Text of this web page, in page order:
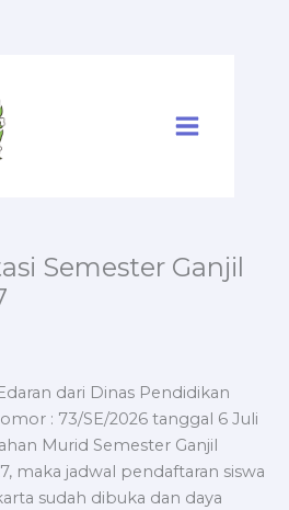
Semester Ganjil
dari Dinas Pendidikan
: 73/SE/2026 tanggal 6 Juli
Murid Semester Ganjil
maka jadwal pendaftaran siswa
sudah dibuka dan daya